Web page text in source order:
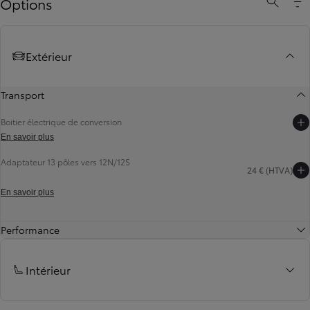
Diapositive précédente
Extérieur
Transport
Boitier électrique de conversion
En savoir plus
Adaptateur 13 pôles vers 12N/12S
24 € (HTVA)
En savoir plus
Performance
Intérieur